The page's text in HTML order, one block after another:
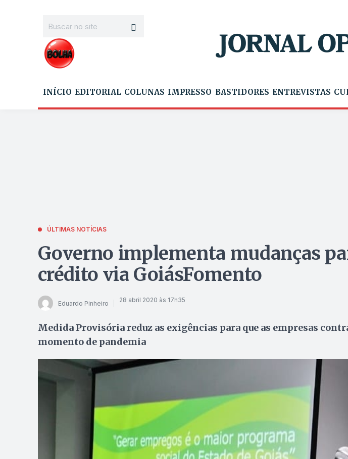
INÍCIO EDITORIAL COLUNAS IMPRESSO BASTIDORES ENTREVISTAS
ÚLTIMAS NOTÍCIAS
Governo implementa mudanças
crédito via GoiásFomento
Eduardo Pinheiro 28 abril 2020 às 17h35
Medida Provisória reduz as exigências para que as empresas
momento de pandemia